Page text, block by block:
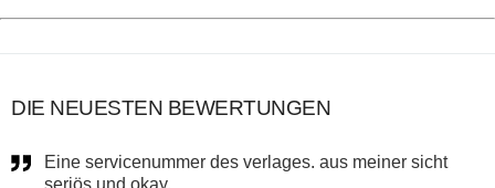
DIE NEUESTEN BEWERTUNGEN
Eine servicenummer des verlages. aus meiner sicht
seriös und okay.